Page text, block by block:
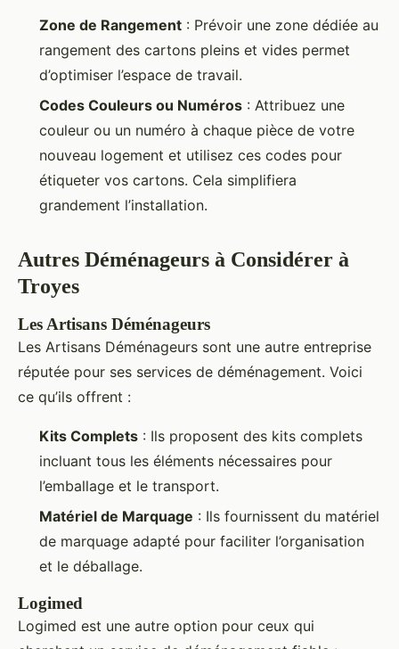
Zone de Rangement : Prévoir une zone dédiée au
rangement des cartons pleins et vides permet
d’optimiser l’espace de travail.
Codes Couleurs ou Numéros : Attribuez une
couleur ou un numéro à chaque pièce de votre
nouveau logement et utilisez ces codes pour
étiqueter vos cartons. Cela simplifiera
grandement l’installation.
Autres Déménageurs à Considérer à
Troyes
Les Artisans Déménageurs
Les Artisans Déménageurs sont une autre entreprise
réputée pour ses services de déménagement. Voici
ce qu’ils offrent :
Kits Complets : Ils proposent des kits complets
incluant tous les éléments nécessaires pour
l’emballage et le transport.
Matériel de Marquage : Ils fournissent du matériel
de marquage adapté pour faciliter l’organisation
et le déballage.
Logimed
Logimed est une autre option pour ceux qui